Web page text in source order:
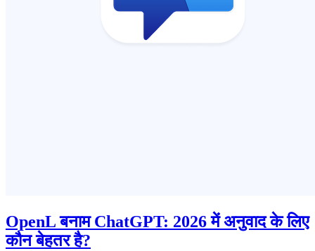
OpenL बनाम ChatGPT: 2026 में अनुवाद के लिए
कौन बेहतर है?